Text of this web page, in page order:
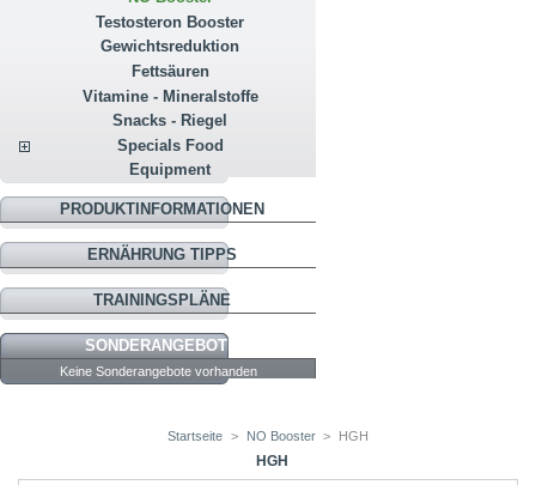
Testosteron Booster
Gewichtsreduktion
Fettsäuren
Vitamine - Mineralstoffe
Snacks - Riegel
Specials Food
Equipment
PRODUKTINFORMATIONEN
ERNÄHRUNG TIPPS
TRAININGSPLÄNE
SONDERANGEBOTE
Keine Sonderangebote vorhanden
Startseite > NO Booster > HGH
HGH